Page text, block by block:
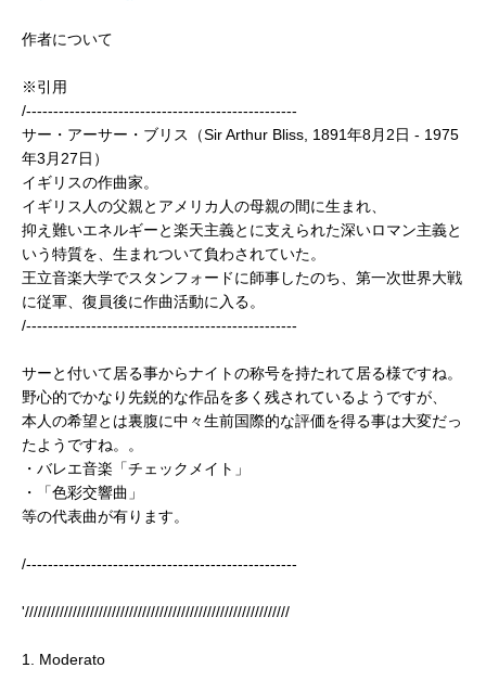
作者について
※引用
/--------------------------------------------------
サー・アーサー・ブリス（Sir Arthur Bliss, 1891年8月2日 - 1975
年3月27日）
イギリスの作曲家。
イギリス人の父親とアメリカ人の母親の間に生まれ、
抑え難いエネルギーと楽天主義とに支えられた深いロマン主義と
いう特質を、生まれついて負わされていた。
王立音楽大学でスタンフォードに師事したのち、第一次世界大戦
に従軍、復員後に作曲活動に入る。
/--------------------------------------------------
サーと付いて居る事からナイトの称号を持たれて居る様ですね。
野心的でかなり先鋭的な作品を多く残されているようですが、
本人の希望とは裏腹に中々生前国際的な評価を得る事は大変だっ
たようですね。。
・バレエ音楽「チェックメイト」
・「色彩交響曲」
等の代表曲が有ります。
/--------------------------------------------------
'/////////////////////////////////////////////////////////////
1. Moderato